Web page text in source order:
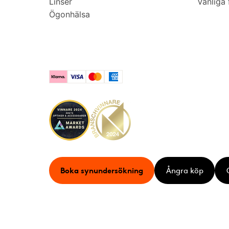
Ögonhälsa
KlarnaVisa MastercardAmerican Express
Boka synundersökning Ångra köp